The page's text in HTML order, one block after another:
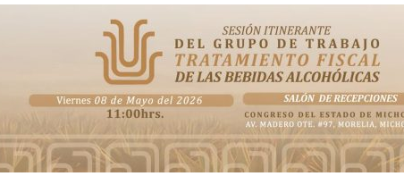
Sábana